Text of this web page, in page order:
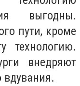
выгодны.
пути, кроме
технологию.
внедряют
вдувания.